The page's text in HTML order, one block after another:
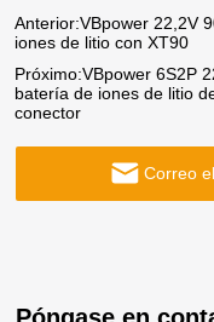
Anterior:VBpower 22,2V
iones de litio con XT90
Próximo:VBpower 6S2P
batería de iones de litio
conector
Correo